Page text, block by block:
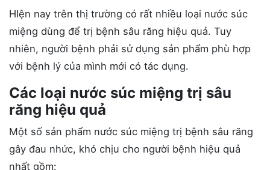
HIện nay trên thị trường có rất nhiều loại nước súc
miệng dùng để trị bệnh sâu răng hiệu quả. Tuy
nhiên, người bệnh phải sử dụng sản phẩm phù hợp
với bệnh lý của mình mới có tác dụng.
Các loại nước súc miệng trị sâu
răng hiệu quả
Một số sản phẩm nước súc miệng trị bệnh sâu răng
gây đau nhức, khó chịu cho người bệnh hiệu quả
nhất gồm: